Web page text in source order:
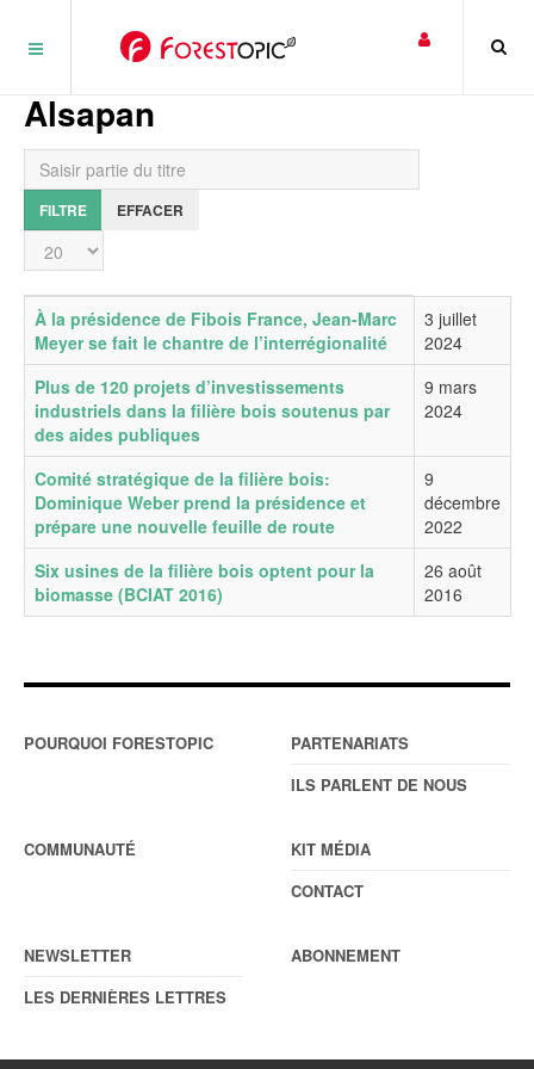
Alsapan
Saisir partie du titre
FILTRE EFFACER
Affichage #
Titre Date de publication
À la présidence de Fibois France, Jean-Marc
Meyer se fait le chantre de l’interrégionalité
3 juillet
2024
Plus de 120 projets d’investissements
industriels dans la filière bois soutenus par
des aides publiques
9 mars
2024
Comité stratégique de la filière bois:
Dominique Weber prend la présidence et
prépare une nouvelle feuille de route
9
décembre
2022
Six usines de la filière bois optent pour la
biomasse (BCIAT 2016)
26 août
2016
POURQUOI FORESTOPIC
PARTENARIATS
ILS PARLENT DE NOUS
COMMUNAUTÉ
KIT MÉDIA
CONTACT
NEWSLETTER
LES DERNIÈRES LETTRES
ABONNEMENT